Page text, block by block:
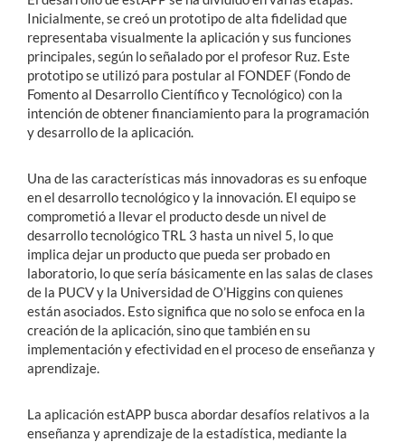
Inicialmente, se creó un prototipo de alta fidelidad que
representaba visualmente la aplicación y sus funciones
principales, según lo señalado por el profesor Ruz. Este
prototipo se utilizó para postular al FONDEF (Fondo de
Fomento al Desarrollo Científico y Tecnológico) con la
intención de obtener financiamiento para la programación
y desarrollo de la aplicación.
Una de las características más innovadoras es su enfoque
en el desarrollo tecnológico y la innovación. El equipo se
comprometió a llevar el producto desde un nivel de
desarrollo tecnológico TRL 3 hasta un nivel 5, lo que
implica dejar un producto que pueda ser probado en
laboratorio, lo que sería básicamente en las salas de clases
de la PUCV y la Universidad de O’Higgins con quienes
están asociados. Esto significa que no solo se enfoca en la
creación de la aplicación, sino que también en su
implementación y efectividad en el proceso de enseñanza y
aprendizaje.
La aplicación estAPP busca abordar desafíos relativos a la
enseñanza y aprendizaje de la estadística, mediante la